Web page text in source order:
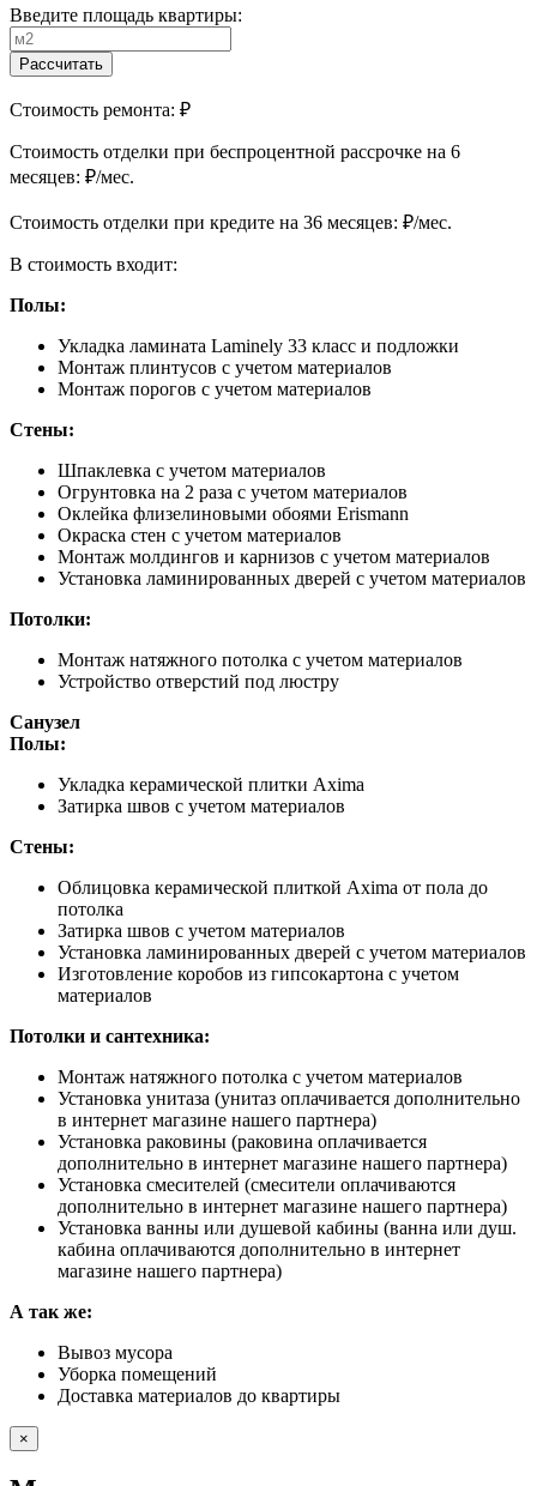
Введите площадь квартиры:
Рассчитать
Стоимость ремонта: ₽
Cтоимость отделки при беспроцентной рассрочке на 6
месяцев: ₽/мес.
Cтоимость отделки при кредите на 36 месяцев: ₽/мес.
В стоимость входит:
Полы:
Укладка ламината Laminely 33 класс и подложки
Монтаж плинтусов с учетом материалов
Монтаж порогов с учетом материалов
Стены:
Шпаклевка с учетом материалов
Огрунтовка на 2 раза с учетом материалов
Оклейка флизелиновыми обоями Erismann
Окраска стен с учетом материалов
Монтаж молдингов и карнизов с учетом материалов
Установка ламинированных дверей с учетом материалов
Потолки:
Монтаж натяжного потолка с учетом материалов
Устройство отверстий под люстру
Санузел
Полы:
Укладка керамической плитки Axima
Затирка швов с учетом материалов
Стены:
Облицовка керамической плиткой Axima от пола до
потолка
Затирка швов с учетом материалов
Установка ламинированных дверей с учетом материалов
Изготовление коробов из гипсокартона с учетом
материалов
Потолки и сантехника:
Монтаж натяжного потолка с учетом материалов
Установка унитаза (унитаз оплачивается дополнительно
в интернет магазине нашего партнера)
Установка раковины (раковина оплачивается
дополнительно в интернет магазине нашего партнера)
Установка смесителей (смесители оплачиваются
дополнительно в интернет магазине нашего партнера)
Установка ванны или душевой кабины (ванна или душ.
кабина оплачиваются дополнительно в интернет
магазине нашего партнера)
А так же:
Вывоз мусора
Уборка помещений
Доставка материалов до квартиры
×